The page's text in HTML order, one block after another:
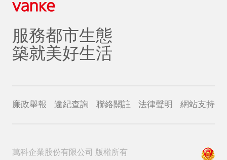
服務都市生態
築就美好生活
廉政舉報 違紀查詢 聯絡關註 法律聲明 網站支持
萬科企業股份有限公司 版權所有